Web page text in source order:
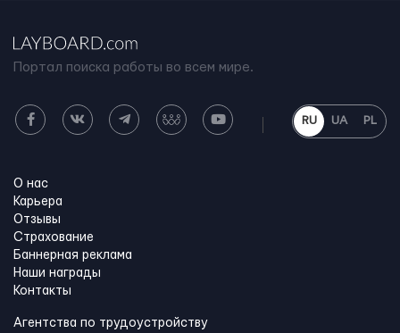
Портал поиска работы во всем мире.
RU UA PL
О нас
Карьера
Отзывы
Страхование
Баннерная реклама
Наши награды
Контакты
Агентства по трудоустройству